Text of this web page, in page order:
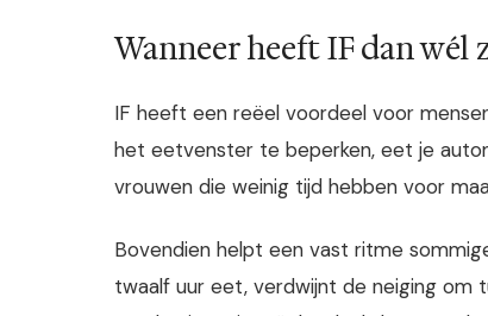
Wanneer heeft IF dan wél
IF heeft een reëel voordeel voor
het eetvenster te beperken, eet je
vrouwen die weinig tijd hebben voor
Bovendien helpt een vast ritme
twaalf uur eet, verdwijnt de neiging om